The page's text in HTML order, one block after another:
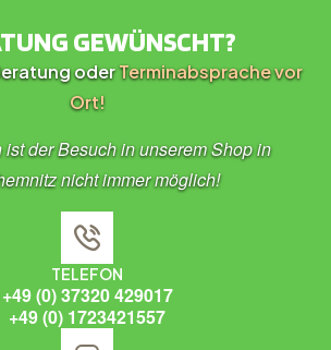
GEWÜNSCHT?
oderTerminabsprache vor
Ort!
ist der Besuch in unserem Shop in
nicht immer möglich!
TELEFON
+49 (0) 37320 429017
+49 (0) 1723421557